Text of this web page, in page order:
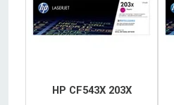
HP CF543X 203X